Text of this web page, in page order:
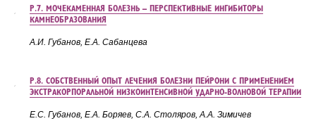
Р.7. МОЧЕКАМЕННАЯ БОЛЕЗНЬ – ПЕРСПЕКТИВНЫЕ ИНГИБИТОРЫ
КАМНЕОБРАЗОВАНИЯ
А.И. Губанов, Е.А. Сабанцева
Р.8. СОБСТВЕННЫЙ ОПЫТ ЛЕЧЕНИЯ БОЛЕЗНИ ПЕЙРОНИ С ПРИМЕНЕНИЕМ
ЭКСТРАКОРПОРАЛЬНОЙ НИЗКОИНТЕНСИВНОЙ УДАРНО-ВОЛНОВОЙ ТЕРАПИИ
Е.С. Губанов, Е.А. Боряев, С.А. Столяров, А.А. Зимичев